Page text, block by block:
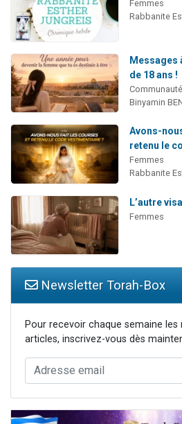
Femmes
Rabbanite
Messages
de 18 ans !
Communauté
Binyamin
Avons-
retenu le
Femmes
Rabbanite
L’autre
Femmes
Newsletter Torah-Box
Pour recevoir chaque semaine
articles, inscrivez-vous dès